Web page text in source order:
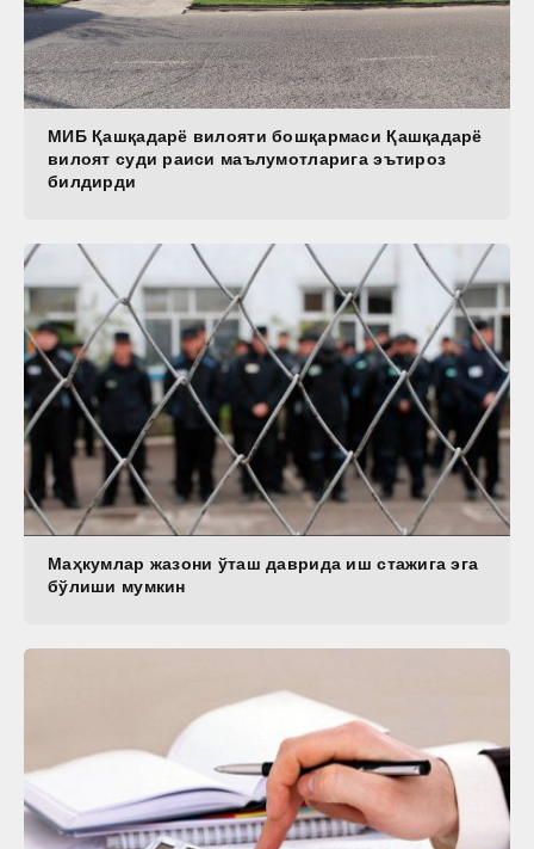
МИБ Қашқадарё вилояти бошқармаси Қашқадарё
вилоят суди раиси маълумотларига эътироз
билдирди
Маҳкумлар жазони ўташ даврида иш стажига эга
бўлиши мумкин